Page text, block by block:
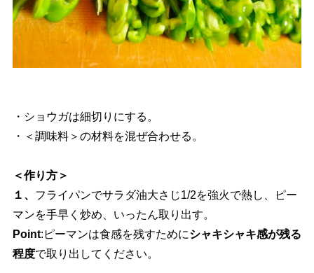
・ショウガは細切りにする。
・＜調味料＞の材料を混ぜ合わせる。
＜作り方＞
１、 フライパンでサラダ油大さじ1/2を強火で熱し、ピー
マンを手早く炒め、いったん取り出す。
Point:ピーマンは食感を残すためにシャキシャキ感が残る
程度で取り出してください。